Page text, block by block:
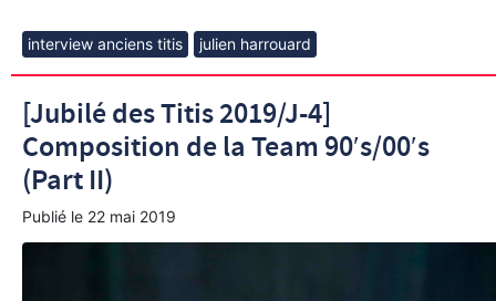
interview anciens titis julien harrouard
[Jubilé des Titis 2019/J-4]
Composition de la Team 90′s/00′s
(Part II)
Publié le 22 mai 2019